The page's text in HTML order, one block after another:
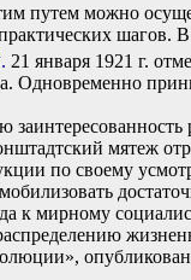
путем можно
шагов.
. 21 января 1921 г.
Одновременно
мятеж
по своему
к мирному